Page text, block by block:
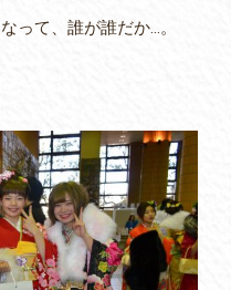
って、誰が誰だか…。